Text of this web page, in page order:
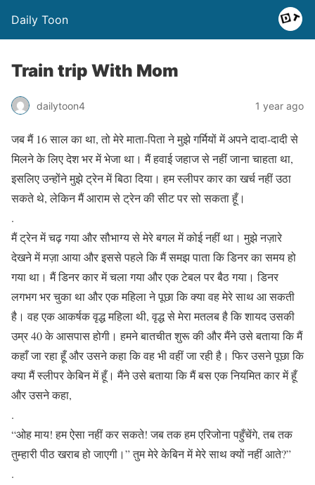
Daily Toon
Train trip With Mom
dailytoon4 1 year ago
जब मैं 16 साल का था, तो मेरे माता-पिता ने मुझे गर्मियों में अपने दादा-दादी से
मिलने के लिए देश भर में भेजा था। मैं हवाई जहाज से नहीं जाना चाहता था,
इसलिए उन्होंने मुझे ट्रेन में बिठा दिया। हम स्लीपर कार का खर्च नहीं उठा
सकते थे, लेकिन मैं आराम से ट्रेन की सीट पर सो सकता हूँ।
.
मैं ट्रेन में चढ़ गया और सौभाग्य से मेरे बगल में कोई नहीं था। मुझे नज़ारे
देखने में मज़ा आया और इससे पहले कि मैं समझ पाता कि डिनर का समय हो
गया था। मैं डिनर कार में चला गया और एक टेबल पर बैठ गया। डिनर
लगभग भर चुका था और एक महिला ने पूछा कि क्या वह मेरे साथ आ सकती
है। वह एक आकर्षक वृद्ध महिला थी, वृद्ध से मेरा मतलब है कि शायद उसकी
उम्र 40 के आसपास होगी। हमने बातचीत शुरू की और मैंने उसे बताया कि मैं
कहाँ जा रहा हूँ और उसने कहा कि वह भी वहीं जा रही है। फिर उसने पूछा कि
क्या मैं स्लीपर केबिन में हूँ। मैंने उसे बताया कि मैं बस एक नियमित कार में हूँ
और उसने कहा,
.
“ओह माय! हम ऐसा नहीं कर सकते! जब तक हम एरिजोना पहुँचेंगे, तब तक
तुम्हारी पीठ खराब हो जाएगी।” तुम मेरे केबिन में मेरे साथ क्यों नहीं आते?”
.